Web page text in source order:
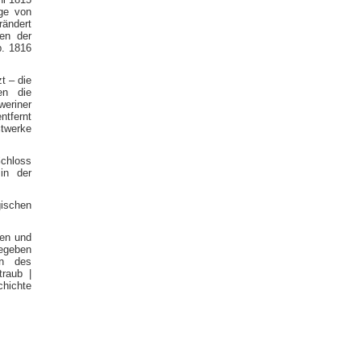
von
der
1816
– die
die
der
und
des
|